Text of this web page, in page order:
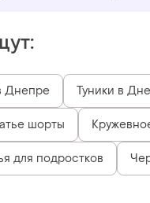
Днепре Туники в
шорты
для подростков